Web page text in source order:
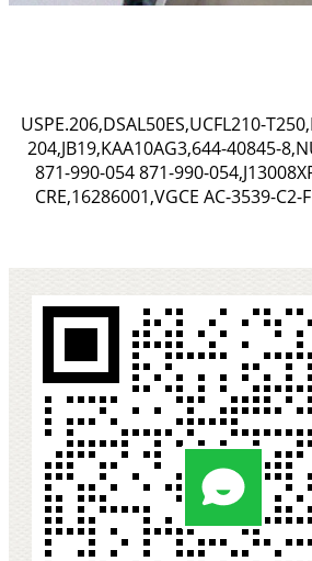
USPE.206,DSAL50ES,UCFL210-
204,JB19,KAA10AG3,644-40845-
871-990-054 871-990-
CRE,16286001,VGCE AC-3539-